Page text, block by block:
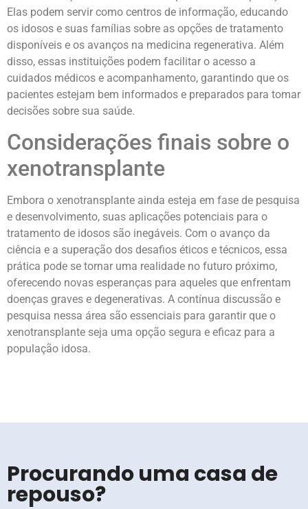
Elas podem servir como centros de informação, educando
os idosos e suas famílias sobre as opções de tratamento
disponíveis e os avanços na medicina regenerativa. Além
disso, essas instituições podem facilitar o acesso a
cuidados médicos e acompanhamento, garantindo que os
pacientes estejam bem informados e preparados para tomar
decisões sobre sua saúde.
Considerações finais sobre o
xenotransplante
Embora o xenotransplante ainda esteja em fase de pesquisa
e desenvolvimento, suas aplicações potenciais para o
tratamento de idosos são inegáveis. Com o avanço da
ciência e a superação dos desafios éticos e técnicos, essa
prática pode se tornar uma realidade no futuro próximo,
oferecendo novas esperanças para aqueles que enfrentam
doenças graves e degenerativas. A contínua discussão e
pesquisa nessa área são essenciais para garantir que o
xenotransplante seja uma opção segura e eficaz para a
população idosa.
Procurando uma casa de
repouso?